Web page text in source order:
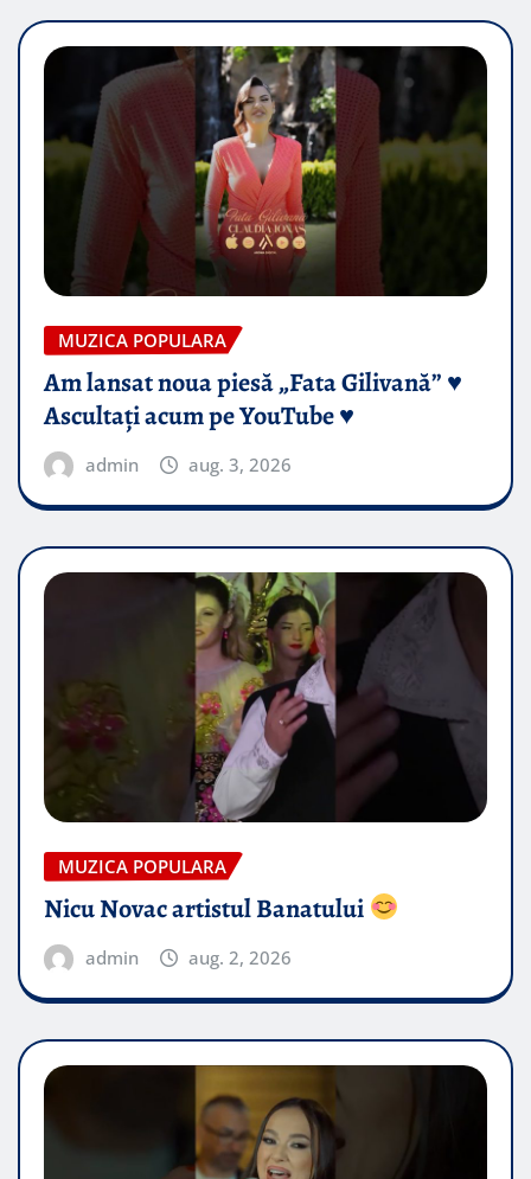
MUZICA POPULARA
Am lansat noua piesă „Fata Gilivană” ♥️
Ascultați acum pe YouTube ♥️
admin aug. 3, 2026
MUZICA POPULARA
Nicu Novac artistul Banatului
admin aug. 2, 2026